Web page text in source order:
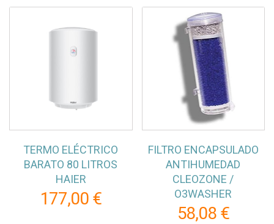
TERMO ELÉCTRICO
BARATO 80 LITROS
HAIER
177,00 €
FILTRO ENCAPSULADO
ANTIHUMEDAD
CLEOZONE /
O3WASHER
58,08 €